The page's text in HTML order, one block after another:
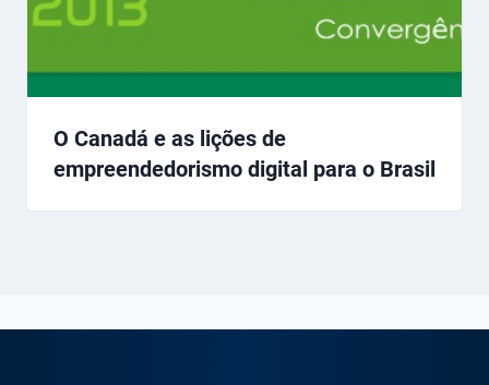
O Canadá e as lições de
empreendedorismo digital para o Brasil